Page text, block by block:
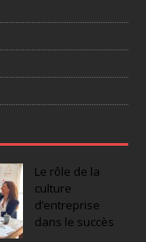
Le rôle de la
culture
d’entreprise
dans le succès